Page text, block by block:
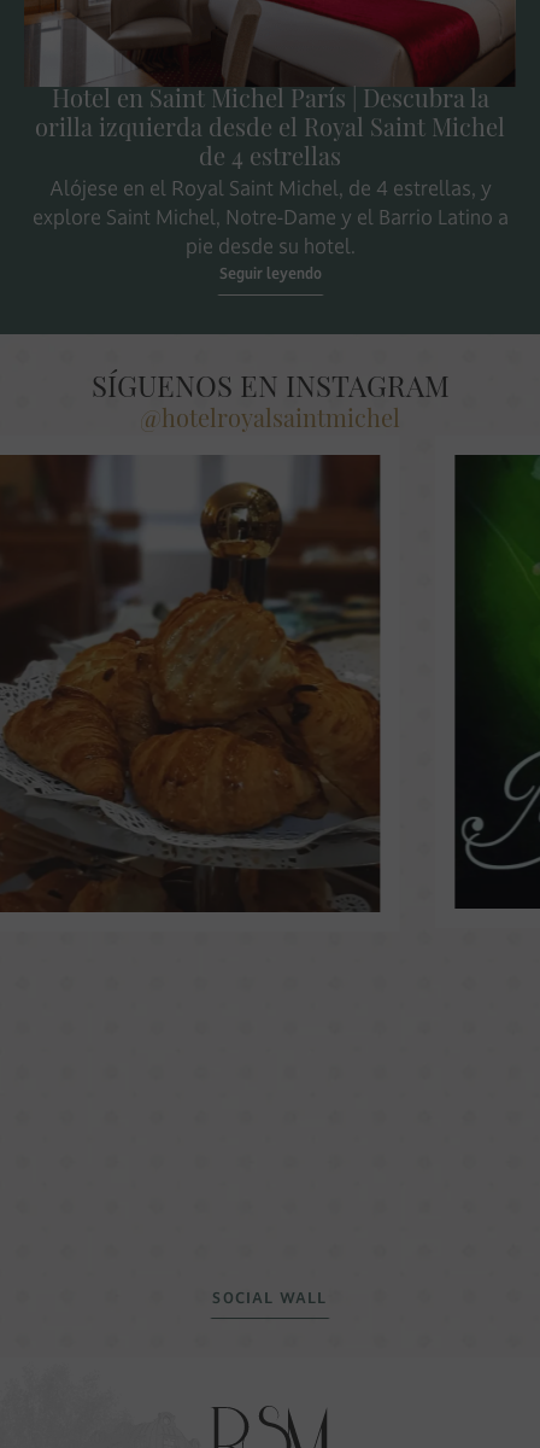
Hotel en Saint Michel París | Descubra la
orilla izquierda desde el Royal Saint Michel
de 4 estrellas
Alójese en el Royal Saint Michel, de 4 estrellas, y
explore Saint Michel, Notre-Dame y el Barrio Latino a
pie desde su hotel.
Seguir leyendo
SÍGUENOS EN INSTAGRAM
@hotelroyalsaintmichel
SOCIAL WALL